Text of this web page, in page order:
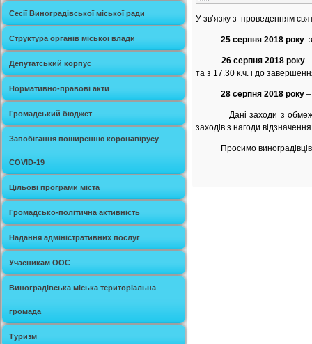
Сесії Виноградівської міської ради
Структура органів міської влади
Депутатський корпус
Нормативно-правові акти
Громадський бюджет
Запобігання поширенню коронавірусу
COVID-19
Цільові програми міста
Громадсько-політична активність
Надання адміністративних послуг
Учасникам ООС
Виноградівська міська територіальна
громада
Туризм
У зв’язку з проведенням
25 серпня 2018 року
26 серпня 2018 року–
та з 17.30 к.ч. і до
28 серпня 2018 року
Дані заходи з обмеження
заходів з нагоди
Просимо виноградівців з